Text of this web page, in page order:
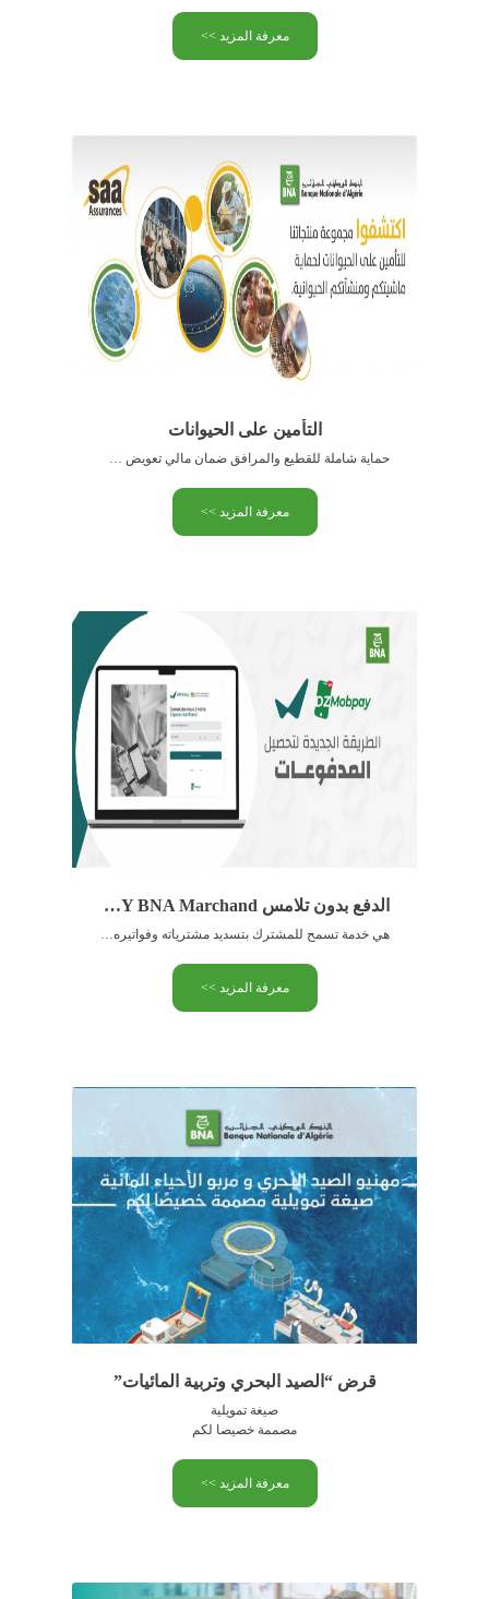
معرفة المزيد >>
التأمين على الحيوانات
معرفة المزيد >>
الدفع بدون تلامس WIMPAY BNA Marchand
معرفة المزيد >>
قرض “الصيد البحري وتربية المائيات”
صيغة تمويلية
مصممة خصيصا لكم
معرفة المزيد >>